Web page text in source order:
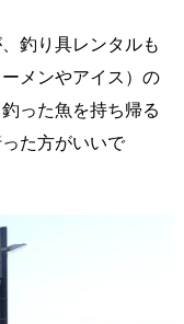
釣り具レンタルも
メンやアイス）の
った魚を持ち帰る
た方がいいで